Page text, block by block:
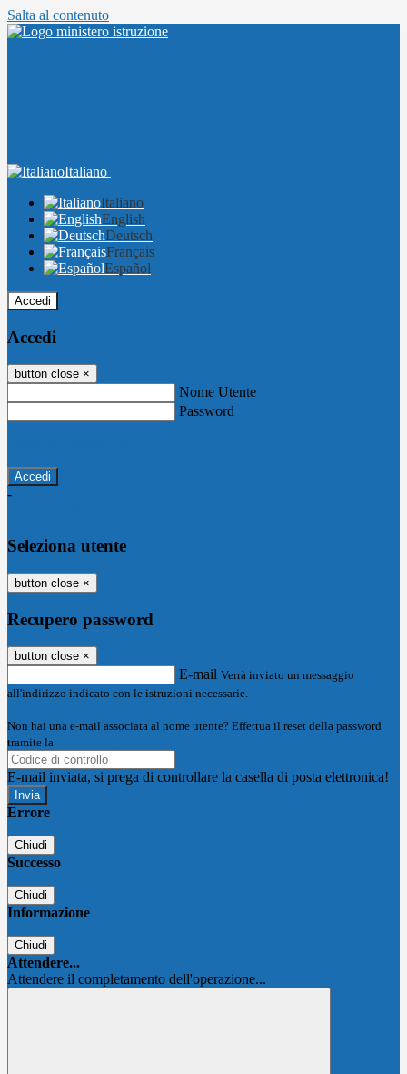
Salta al contenuto
Italiano
Italiano
English
Deutsch
Français
Español
Accedi
Accedi
button close ×
Nome Utente
Password
-
Seleziona utente
button close ×
Recupero password
button close ×
E-mail Verrà inviato un messaggio
all'indirizzo indicato con le istruzioni necessarie.
Non hai una e-mail associata al nome utente? Effettua il reset della password
tramite la
E-mail inviata, si prega di controllare la casella di posta elettronica!
Errore
Chiudi
Successo
Chiudi
Informazione
Chiudi
Attendere...
Attendere il completamento dell'operazione...